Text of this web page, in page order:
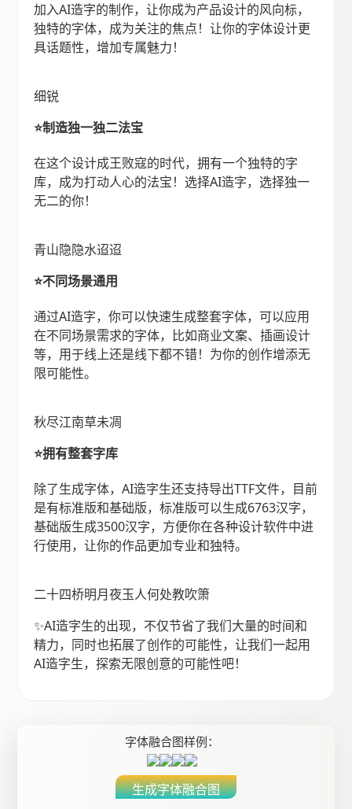
加入AI造字的制作，让你成为产品设计的风向标，
独特的字体，成为关注的焦点！让你的字体设计更
具话题性，增加专属魅力！
细锐
⭐️制造独一独二法宝
在这个设计成王败寇的时代，拥有一个独特的字
库，成为打动人心的法宝！选择AI造字，选择独一
无二的你！
青山隐隐水迢迢
⭐️不同场景通用
通过AI造字，你可以快速生成整套字体，可以应用
在不同场景需求的字体，比如商业文案、插画设计
等，用于线上还是线下都不错！为你的创作增添无
限可能性。
秋尽江南草未凋
⭐️拥有整套字库
除了生成字体，AI造字生还支持导出TTF文件，目前
是有标准版和基础版，标准版可以生成6763汉字，
基础版生成3500汉字，方便你在各种设计软件中进
行使用，让你的作品更加专业和独特。
二十四桥明月夜玉人何处教吹箫
✨AI造字生的出现，不仅节省了我们大量的时间和
精力，同时也拓展了创作的可能性，让我们一起用
AI造字生，探索无限创意的可能性吧！
字体融合图样例：
生成字体融合图